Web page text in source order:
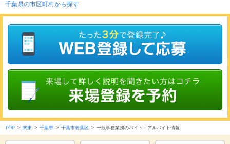
千葉県の市区町村から探す
TOP > 関東 > 千葉県 > 千葉市若葉区 > 一般事務業務のバイト・アルバイト情報